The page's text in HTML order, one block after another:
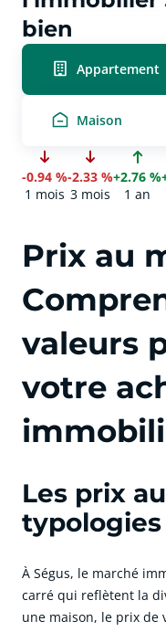
bien
Appartement
Maison
-0.94 %
1 mois
-2.33 %
3 mois
+2.76 %
1 an
Prix au
valeurs
votre
Les prix
À Ségus, le marché
carré qui reflètent la
une maison, le prix de